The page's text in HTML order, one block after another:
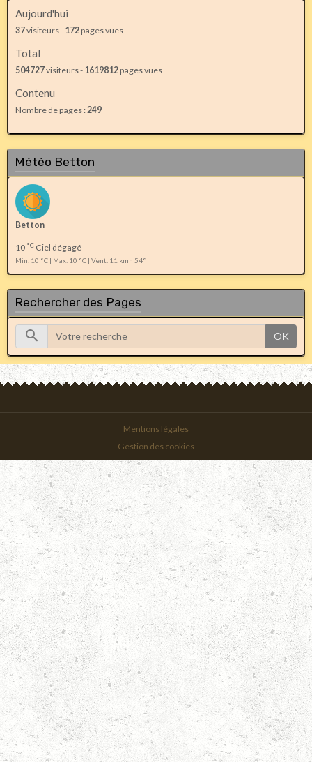
Aujourd'hui
37visiteurs - 172pages vues
Total
504727visiteurs - 1619812pages vues
Contenu
Nombre de pages :249
Météo Betton
Betton
10 °C Ciel dégagé
Min: 10 °C | Max: 10 °C | Vent: 11 kmh 54°
Rechercher des Pages
OK
Mentions légales
Gestion des cookies